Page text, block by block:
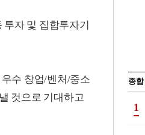
자 및 집합투자기
수 창업/벤처/중소
것으로 기대하고
종합
1